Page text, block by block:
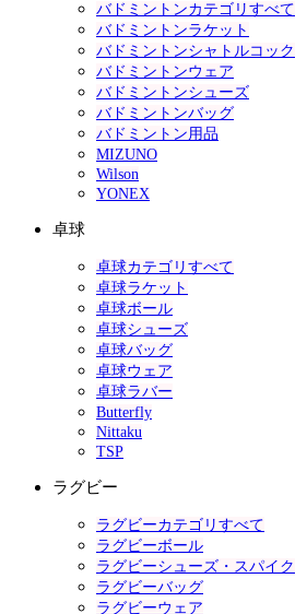
バドミントンカテゴリすべて
バドミントンラケット
バドミントンシャトルコック
バドミントンウェア
バドミントンシューズ
バドミントンバッグ
バドミントン用品
MIZUNO
Wilson
YONEX
卓球
卓球カテゴリすべて
卓球ラケット
卓球ボール
卓球シューズ
卓球バッグ
卓球ウェア
卓球ラバー
Butterfly
Nittaku
TSP
ラグビー
ラグビーカテゴリすべて
ラグビーボール
ラグビーシューズ・スパイク
ラグビーバッグ
ラグビーウェア